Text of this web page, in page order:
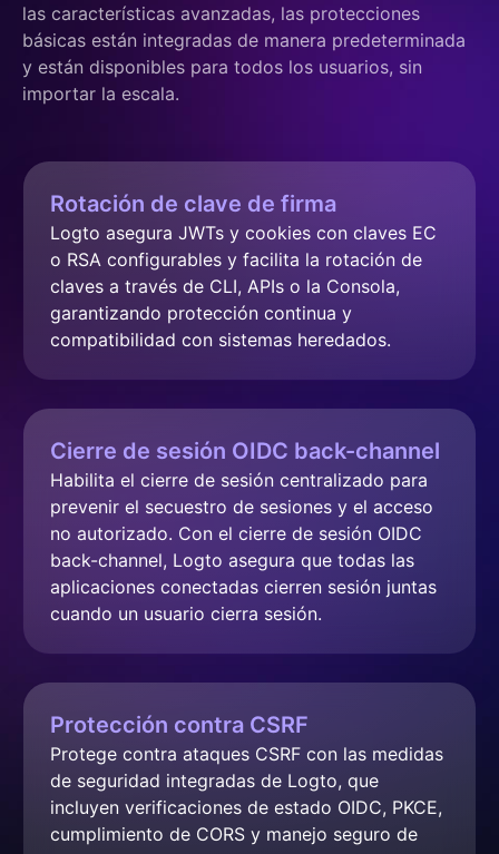
las características avanzadas, las protecciones
básicas están integradas de manera predeterminada
y están disponibles para todos los usuarios, sin
importar la escala.
Rotación de clave de firma
Logto asegura JWTs y cookies con claves EC
o RSA configurables y facilita la rotación de
claves a través de CLI, APIs o la Consola,
garantizando protección continua y
compatibilidad con sistemas heredados.
Cierre de sesión OIDC back-channel
Habilita el cierre de sesión centralizado para
prevenir el secuestro de sesiones y el acceso
no autorizado. Con el cierre de sesión OIDC
back-channel, Logto asegura que todas las
aplicaciones conectadas cierren sesión juntas
cuando un usuario cierra sesión.
Protección contra CSRF
Protege contra ataques CSRF con las medidas
de seguridad integradas de Logto, que
incluyen verificaciones de estado OIDC, PKCE,
cumplimiento de CORS y manejo seguro de